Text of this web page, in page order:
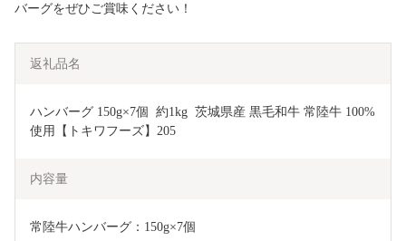
バーグをぜひご賞味ください！
返礼品名
ハンバーグ 150g×7個  約1kg  茨城県産 黒毛和牛 常陸牛 100%
使用【トキワフーズ】205
内容量
常陸牛ハンバーグ：150g×7個